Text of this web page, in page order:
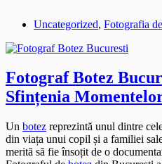
Uncategorized, Fotografia
Fotograf Botez
Sfințenia
Un botez reprezintă unul dintre
din viața unui copil și a familiei
merită să fie însoțit de o